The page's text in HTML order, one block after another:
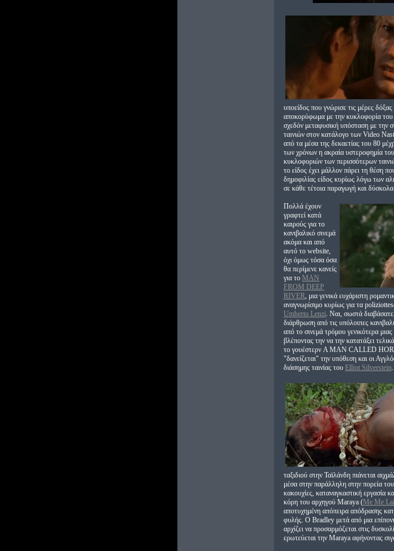
υποείδος που γνώρισε τις μέρες
αποκορύφωμα με την κυκλοφορία του
σχεδόν μεταφυσική υπόσταση με την
ταινιών στον κατάλογο των Video
από τα μέσα της δεκαετίας του 80
των χρόνων η ακραία υστεροφημία
κυκλοφοριών των περισσότερων
το είδος έχει μάλλον πάρει τη θέση
δημοφιλίας είδος κυρίως λόγω των
σε κάθε τέτοια παραγωγή και δύσκολα
Πολλά έχουν
γραφτεί κατά
καιρούς για το
κανιβαλικό σινεμά
ακόμα και από
αυτό το website,
όχι όμως τόσα όσα
θα περίμενε κανείς
για το MAN
FROM DEEP
RIVER, μια γενικά ευχάριστη
αναγνωρίσιμο κυρίως για τα
Umberto Lenzi. Ναι, σωστά
διάρθρωση από τις υπόλοιπες
από το σινεμά τρόμου γενικότερα
βλέποντας την να την κατατάξει
το γουέστερν A MAN CALLED
"δανείζεται" την υπόθεση και οι
διάσημης ταινίας του Elliot Silverstein.
ταξιδιού στην Ταϊλάνδη πιάνεται
μέσα στην παράλληλη στην πορεία
κακουχίες, καταναγκαστική εργασία
κόρη του αρχηγού Maraya (Me Me Lai
αποτυχημένη απόπειρα απόδρασης
φυλής. Ο Bradley μετά από μια
αρχίζει να προσαρμόζεται στις
ερωτεύεται την Maraya αφήνοντας